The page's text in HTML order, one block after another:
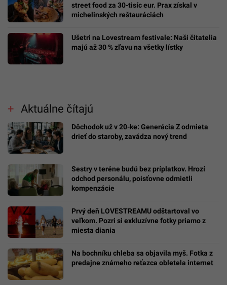
street food za 30-tisíc eur. Prax získal v
michelinských reštauráciách
Ušetri na Lovestream festivale: Naši čitatelia
majú až 30 % zľavu na všetky lístky
Aktuálne čítajú
Dôchodok už v 20-ke: Generácia Z odmieta
drieť do staroby, zavádza nový trend
Sestry v teréne budú bez príplatkov. Hrozí
odchod personálu, poisťovne odmietli
kompenzácie
Prvý deň LOVESTREAMU odštartoval vo
veľkom. Pozri si exkluzívne fotky priamo z
miesta diania
Na bochníku chleba sa objavila myš. Fotka z
predajne známeho reťazca obletela internet